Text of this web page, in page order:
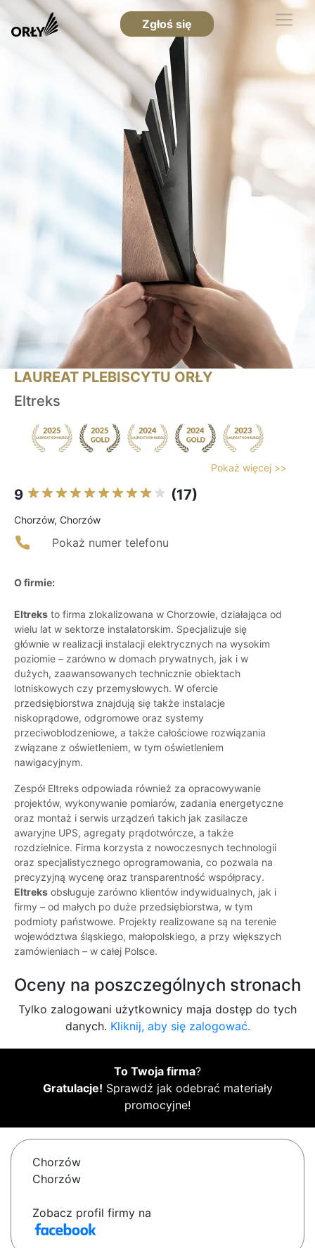
Zgłoś się
LAUREAT PLEBISCYTU ORŁY
Eltreks
Pokaż więcej >>
9 (17)
Chorzów, Chorzów
Pokaż numer telefonu
O firmie:
Eltreks to firma zlokalizowana w Chorzowie, działająca od
wielu lat w sektorze instalatorskim. Specjalizuje się
głównie w realizacji instalacji elektrycznych na wysokim
poziomie – zarówno w domach prywatnych, jak i w
dużych, zaawansowanych technicznie obiektach
lotniskowych czy przemysłowych. W ofercie
przedsiębiorstwa znajdują się także instalacje
niskoprądowe, odgromowe oraz systemy
przeciwoblodzeniowe, a także całościowe rozwiązania
związane z oświetleniem, w tym oświetleniem
nawigacyjnym.
Zespół Eltreks odpowiada również za opracowywanie
projektów, wykonywanie pomiarów, zadania energetyczne
oraz montaż i serwis urządzeń takich jak zasilacze
awaryjne UPS, agregaty prądotwórcze, a także
rozdzielnice. Firma korzysta z nowoczesnych technologii
oraz specjalistycznego oprogramowania, co pozwala na
precyzyjną wycenę oraz transparentność współpracy.
Eltreks obsługuje zarówno klientów indywidualnych, jak i
firmy – od małych po duże przedsiębiorstwa, w tym
podmioty państwowe. Projekty realizowane są na terenie
województwa śląskiego, małopolskiego, a przy większych
zamówieniach – w całej Polsce.
Oceny na poszczególnych stronach
Tylko zalogowani użytkownicy maja dostęp do tych
danych. Kliknij, aby się zalogować.
To Twoja firma?
Gratulacje! Sprawdź jak odebrać materiały
promocyjne!
Chorzów
Chorzów
Zobacz profil firmy na